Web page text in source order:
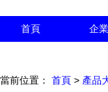
首頁 企
當前位置： 首頁 > 產品